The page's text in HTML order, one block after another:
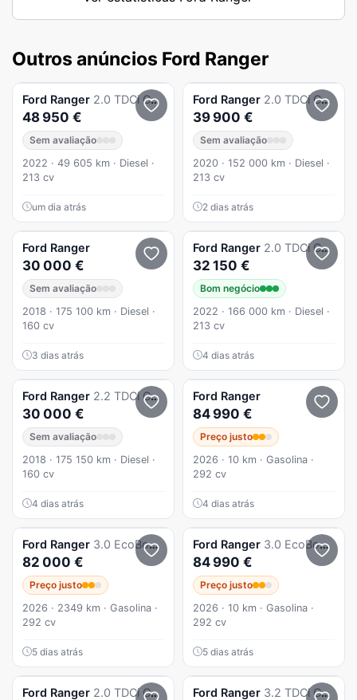
Outros anúncios Ford Ranger
Ford Ranger 2.0 TDCi CD Raptor 4WD
48 950 €
Sem avaliação
2022 · 49 605 km · Diesel ·
213 cv
um dia atrás
Ford Ranger 2.0 TDCi CD Raptor 4WD
39 900 €
Sem avaliação
2020 · 152 000 km · Diesel ·
213 cv
2 dias atrás
Ford Ranger
30 000 €
Sem avaliação
2018 · 175 100 km · Diesel ·
160 cv
3 dias atrás
Ford Ranger 2.0 TDCi CD Wildtrak Aut.4WD
32 150 €
Bom negócio
2022 · 166 000 km · Diesel ·
213 cv
4 dias atrás
Ford Ranger 2.2 TDCi CD Limited 4WD
30 000 €
Sem avaliação
2018 · 175 150 km · Diesel ·
160 cv
4 dias atrás
Ford Ranger
84 990 €
Preço justo
2026 · 10 km · Gasolina ·
292 cv
4 dias atrás
Ford Ranger 3.0 EcoBoost CD Raptor 4WD
82 000 €
Preço justo
2026 · 2349 km · Gasolina ·
292 cv
5 dias atrás
Ford Ranger 3.0 EcoBoost CD Raptor 4WD
84 990 €
Preço justo
2026 · 10 km · Gasolina ·
292 cv
5 dias atrás
Ford Ranger 2.0 TDCi CD Wildtrak Aut.4WD Ford Ranger 3.2 TDCi CD Wildtrak 4WD